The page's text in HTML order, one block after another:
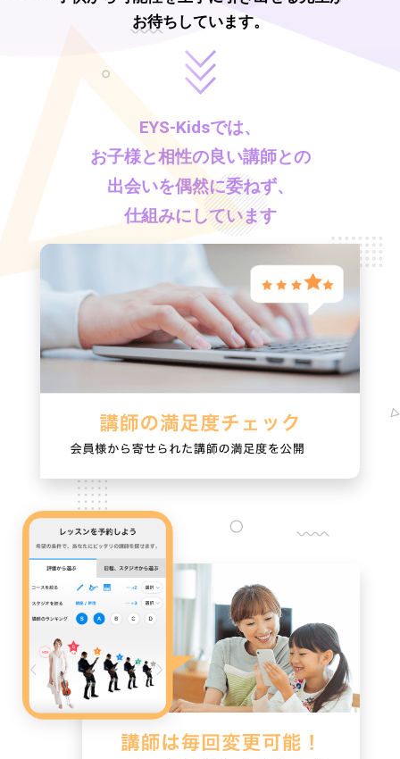
お待ちしています。
EYS-Kidsでは、
お子様と相性の良い講師との
出会いを偶然に委ねず、
仕組みにしています